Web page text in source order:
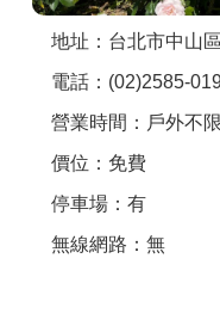
地址：台北市中山
電話：(02)2585-
營業時間：戶外不限
價位：免費
停車場：有
無線網路：無